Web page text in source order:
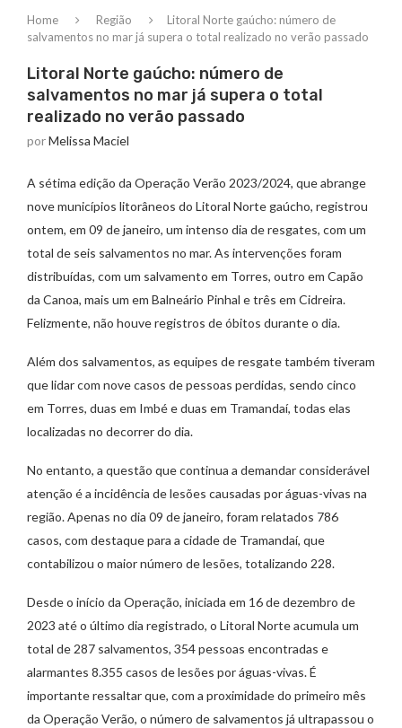
Home Região
Litoral Norte gaúcho: número de
salvamentos no mar já supera o total realizado no verão passado
Litoral Norte gaúcho: número de
salvamentos no mar já supera o total
realizado no verão passado
porMelissa Maciel
A sétima edição da Operação Verão 2023/2024, que abrange
nove municípios litorâneos do Litoral Norte gaúcho, registrou
ontem, em 09 de janeiro, um intenso dia de resgates, com um
total de seis salvamentos no mar. As intervenções foram
distribuídas, com um salvamento em Torres, outro em Capão
da Canoa, mais um em Balneário Pinhal e três em Cidreira.
Felizmente, não houve registros de óbitos durante o dia.
Além dos salvamentos, as equipes de resgate também tiveram
que lidar com nove casos de pessoas perdidas, sendo cinco
em Torres, duas em Imbé e duas em Tramandaí, todas elas
localizadas no decorrer do dia.
No entanto, a questão que continua a demandar considerável
atenção é a incidência de lesões causadas por águas-vivas na
região. Apenas no dia 09 de janeiro, foram relatados 786
casos, com destaque para a cidade de Tramandaí, que
contabilizou o maior número de lesões, totalizando 228.
Desde o início da Operação, iniciada em 16 de dezembro de
2023 até o último dia registrado, o Litoral Norte acumula um
total de 287 salvamentos, 354 pessoas encontradas e
alarmantes 8.355 casos de lesões por águas-vivas. É
importante ressaltar que, com a proximidade do primeiro mês
da Operação Verão, o número de salvamentos já ultrapassou o